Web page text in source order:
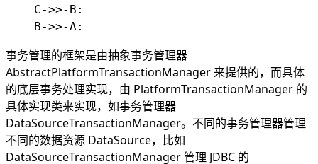
    C->>-B:
事务管理的框架是由抽象事务管理器
AbstractPlatformTransactionManager 来提供的，而具体
的底层事务处理实现，由 PlatformTransactionManager 的
具体实现类来实现，如事务管理器
DataSourceTransactionManager。不同的事务管理器管理
不同的数据资源 DataSource，比如
DataSourceTransactionManager 管理 JDBC 的